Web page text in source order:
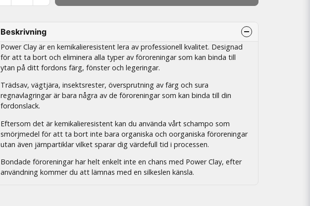
Beskrivning
Power Clay är en kemikalieresistent lera av professionell kvalitet. Designad
för att ta bort och eliminera alla typer av föroreningar som kan binda till
ytan på ditt fordons färg, fönster och legeringar.
Trädsav, vägtjära, insektsrester, översprutning av färg och sura
regnavlagringar är bara några av de föroreningar som kan binda till din
fordonslack.
Eftersom det är kemikalieresistent kan du använda vårt schampo som
smörjmedel för att ta bort inte bara organiska och oorganiska föroreningar
utan även järnpartiklar vilket sparar dig värdefull tid i processen.
Bondade föroreningar har helt enkelt inte en chans med Power Clay, efter
användning kommer du att lämnas med en silkeslen känsla.